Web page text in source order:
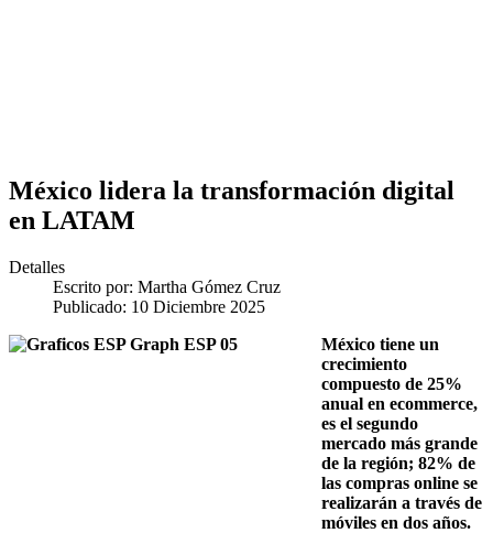
México lidera la transformación digital
en LATAM
Detalles
Escrito por: Martha Gómez Cruz
Publicado: 10 Diciembre 2025
México tiene un
crecimiento
compuesto de 25%
anual en ecommerce,
es el segundo
mercado más grande
de la región; 82% de
las compras online se
realizarán a través de
móviles en dos años.